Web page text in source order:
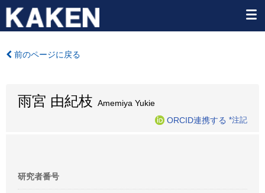
前のページに戻る
雨宮 由紀枝 Amemiya Yukie
ORCID連携する *注記
研究者番号